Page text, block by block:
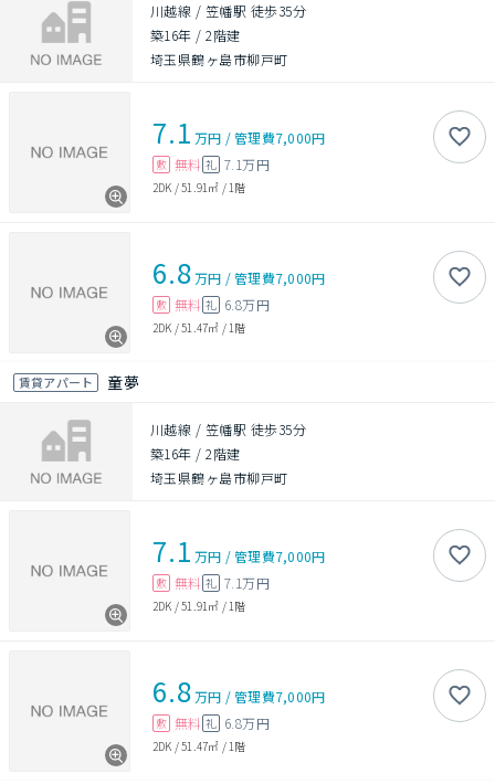
川越線 / 笠幡駅 徒歩35分
築16年 /2階建
埼玉県鶴ヶ島市柳戸町
7.1 万円 /管理費7,000円
敷 無料 礼 7.1万円
2DK /51.91㎡ / 1階
6.8万円 /管理費7,000円
敷 無料 礼 6.8万円
2DK /51.47㎡ / 1階
賃貸アパート 童夢
川越線 / 笠幡駅 徒歩35分
築16年 /2階建
埼玉県鶴ヶ島市柳戸町
7.1 万円 /管理費7,000円
敷 無料 礼 7.1万円
2DK /51.91㎡ / 1階
6.8万円 /管理費7,000円
敷 無料 礼 6.8万円
2DK /51.47㎡ / 1階